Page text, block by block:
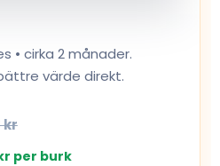
• cirka 2 månader.
värde direkt.
kr
per burk